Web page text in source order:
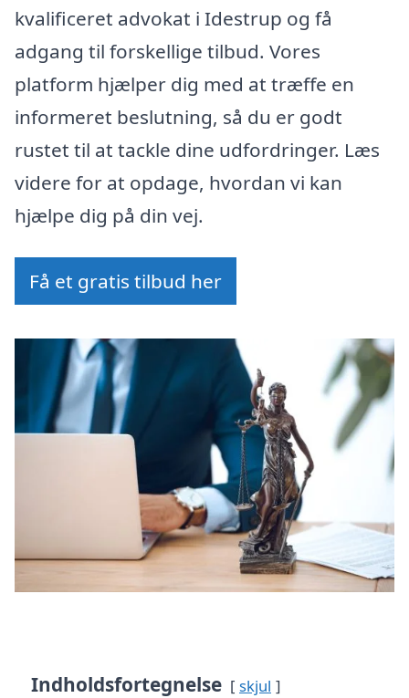
kvalificeret advokat i Idestrup og få
adgang til forskellige tilbud. Vores
platform hjælper dig med at træffe en
informeret beslutning, så du er godt
rustet til at tackle dine udfordringer. Læs
videre for at opdage, hvordan vi kan
hjælpe dig på din vej.
Få et gratis tilbud her
Indholdsfortegnelse skjul